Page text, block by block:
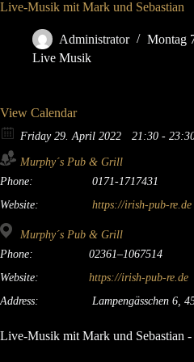
Live-Musik mit Mark und Sebastian
Administrator
Montag
Live Musik
View Calendar
Friday 29. April 2022 21:30 -
Murphy´s Pub & Grill
Phone:
0171-1717431
Website:
https://irish-pub-re.de
Murphy´s Pub & Grill
Phone:
02361–1067514
Website:
https://irish-pub-re.de
Address:
Lampengässchen 6,
Live-Musik mit Mark und Sebastian